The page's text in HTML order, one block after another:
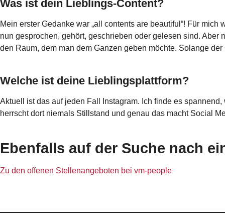
Was ist dein Lieblings-Content?
Mein erster Gedanke war „all contents are beautiful“! Für
nun gesprochen, gehört, geschrieben oder gelesen sind.
den Raum, dem man dem Ganzen geben möchte. Solange
Welche ist deine Lieblingsplattform?
Aktuell ist das auf jeden Fall Instagram. Ich finde es
herrscht dort niemals Stillstand und genau das macht Social
Ebenfalls auf der Suche nach
Zu den offenen Stellenangeboten bei vm-people